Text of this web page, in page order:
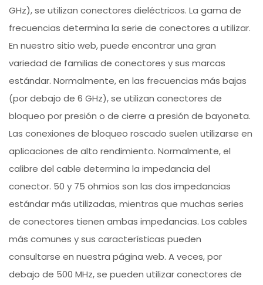
GHz), se utilizan conectores dieléctricos. La gama de
frecuencias determina la serie de conectores a utilizar.
En nuestro sitio web, puede encontrar una gran
variedad de familias de conectores y sus marcas
estándar. Normalmente, en las frecuencias más bajas
(por debajo de 6 GHz), se utilizan conectores de
bloqueo por presión o de cierre a presión de bayoneta.
Las conexiones de bloqueo roscado suelen utilizarse en
aplicaciones de alto rendimiento. Normalmente, el
calibre del cable determina la impedancia del
conector. 50 y 75 ohmios son las dos impedancias
estándar más utilizadas, mientras que muchas series
de conectores tienen ambas impedancias. Los cables
más comunes y sus características pueden
consultarse en nuestra página web. A veces, por
debajo de 500 MHz, se pueden utilizar conectores de